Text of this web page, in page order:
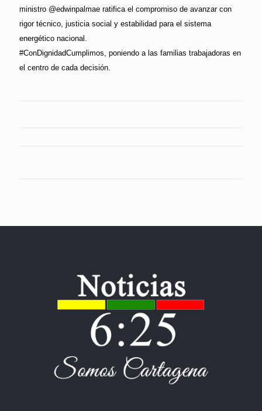
ministro @edwinpalmae ratifica el compromiso de avanzar con
rigor técnico, justicia social y estabilidad para el sistema
energético nacional.
#ConDignidadCumplimos, poniendo a las familias trabajadoras en
el centro de cada decisión.